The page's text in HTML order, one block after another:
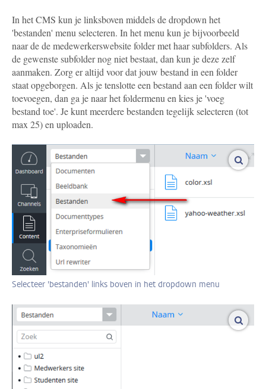
In het CMS kun je linksboven middels de dropdown het
'bestanden' menu selecteren. In het menu kun je bijvoorbeeld
naar de de medewerkerswebsite folder met haar subfolders. Als
de gewenste subfolder nog niet bestaat, dan kun je deze zelf
aanmaken. Zorg er altijd voor dat jouw bestand in een folder
staat opgeborgen. Als je tenslotte een bestand aan een folder wilt
toevoegen, dan ga je naar het foldermenu en kies je 'voeg
bestand toe'. Je kunt meerdere bestanden tegelijk selecteren (tot
max 25) en uploaden.
Selecteer 'bestanden' links boven in het dropdown menu